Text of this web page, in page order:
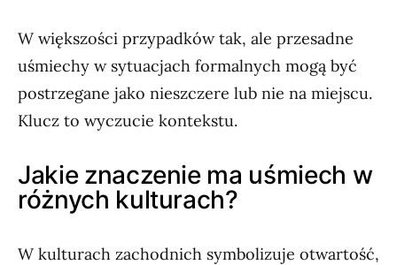
W większości przypadków tak, ale przesadne
uśmiechy w sytuacjach formalnych mogą być
postrzegane jako nieszczere lub nie na miejscu.
Klucz to wyczucie kontekstu.
Jakie znaczenie ma uśmiech w
różnych kulturach?
W kulturach zachodnich symbolizuje otwartość,